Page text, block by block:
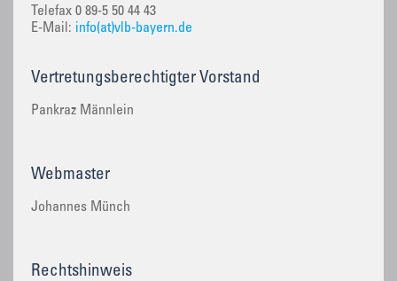
Telefax 0 89-5 50 44 43
E-Mail: info(at)vlb-bayern.de
Vertretungsberechtigter Vorstand
Pankraz Männlein
Webmaster
Johannes Münch
Rechtshinweis